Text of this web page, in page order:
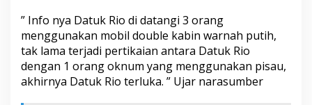
o
o
k
3
O
” Info nya Datuk Rio di datangi 3 orang
menggunakan mobil double kabin warnah putih,
tak lama terjadi pertikaian antara Datuk Rio
dengan 1 orang oknum yang menggunakan pisau,
akhirnya Datuk Rio terluka. ” Ujar narasumber